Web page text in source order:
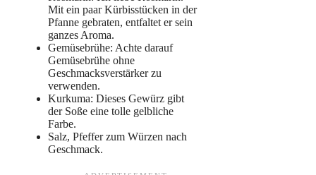
Mit ein paar Kürbisstücken in der
Pfanne gebraten, entfaltet er sein
ganzes Aroma.
Gemüsebrühe: Achte darauf
Gemüsebrühe ohne
Geschmacksverstärker zu
verwenden.
Kurkuma: Dieses Gewürz gibt
der Soße eine tolle gelbliche
Farbe.
Salz, Pfeffer zum Würzen nach
Geschmack.